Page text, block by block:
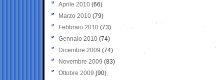
Aprile 2010 (66)
Marzo 2010 (79)
Febbraio 2010 (73)
Gennaio 2010 (74)
Dicembre 2009 (74)
Novembre 2009 (83)
Ottobre 2009 (90)